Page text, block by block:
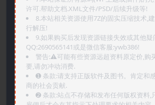
许可.帮助文档.XML文件/PSD/后续升级等!
8.本站相关资源使用7Z的固实压缩技术,
行解压!
9.如果购买后发现资源链接失效或其他疑
QQ:2690565141或是微信客服:ywb386!
警告:⚠️可能有些资源远超资料原定价,购
要,请勿冲动消费.
➊️ 条款:请支持正版软件及图书。肯定和
商的社会贡献.
➋️ 条款:站点不存储和发布任何版权资料,